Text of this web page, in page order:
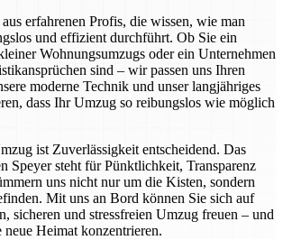
erfahrenen Profis, die wissen, wie man
und effizient durchführt. Ob Sie ein
Wohnungsumzugs oder ein Unternehmen
sind – wir passen uns Ihren
moderne Technik und unser langjähriges
dass Ihr Umzug so reibungslos wie möglich
ist Zuverlässigkeit entscheidend. Das
Speyer steht für Pünktlichkeit, Transparenz
uns nicht nur um die Kisten, sondern
Mit uns an Bord können Sie sich auf
sicheren und stressfreien Umzug freuen – und
Heimat konzentrieren.